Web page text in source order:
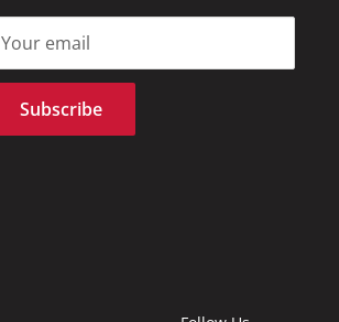
Your email
Subscribe